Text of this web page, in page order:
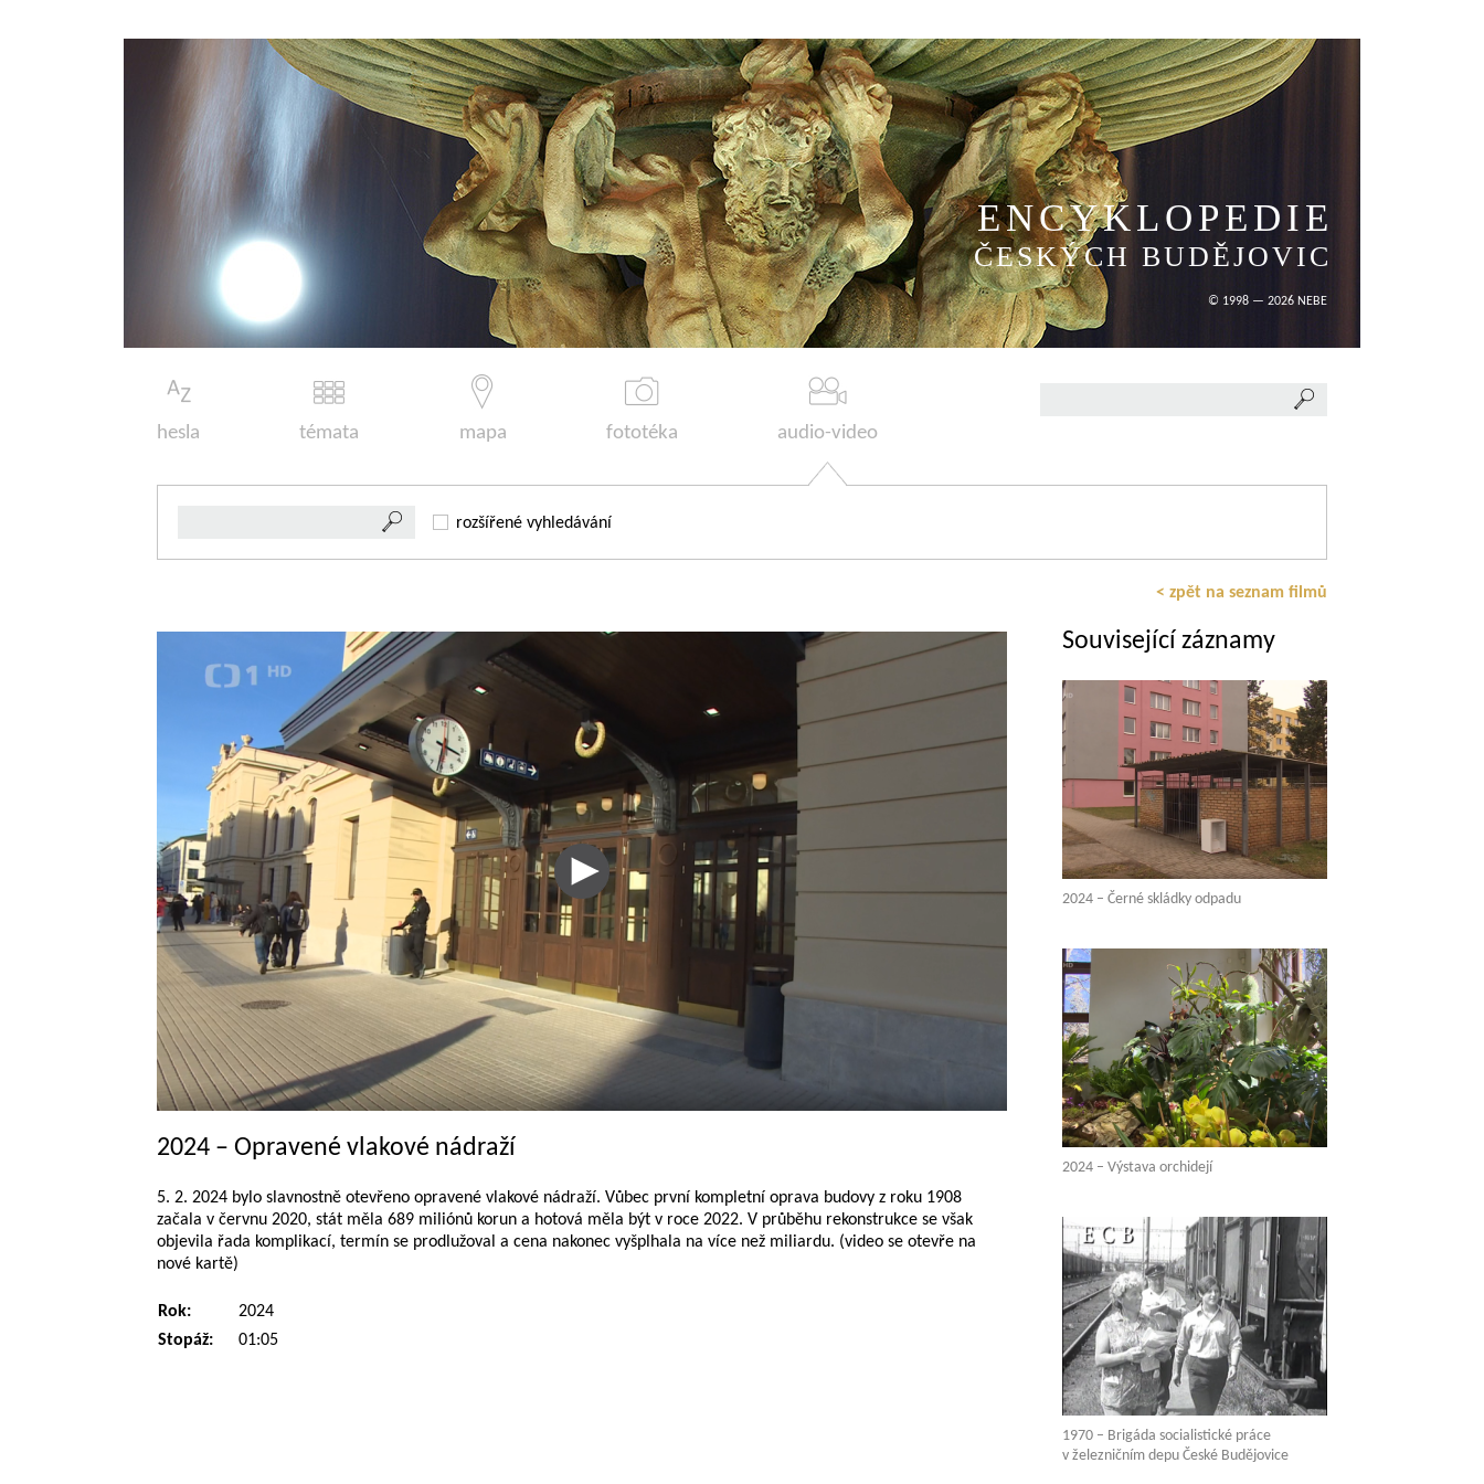
ENCYKLOPEDIE
ČESKÝCH BUDĚJOVIC
© 1998 — 2026 NEBE
hesla témata mapa fototéka audio-video
rozšířené vyhledávání
< zpět na seznam filmů
2024 – Opravené vlakové nádraží
5. 2. 2024 bylo slavnostně otevřeno opravené vlakové nádraží. Vůbec první kompletní oprava budovy z roku 1908
začala v červnu 2020, stát měla 689 miliónů korun a hotová měla být v roce 2022. V průběhu rekonstrukce se však
objevila řada komplikací, termín se prodlužoval a cena nakonec vyšplhala na více než miliardu. (video se otevře na
nové kartě)
Rok:
2024
Stopáž:
01:05
Související záznamy
2024 – Černé skládky odpadu
2024 – Výstava orchidejí
1970 – Brigáda socialistické práce
v železničním depu České Budějovice